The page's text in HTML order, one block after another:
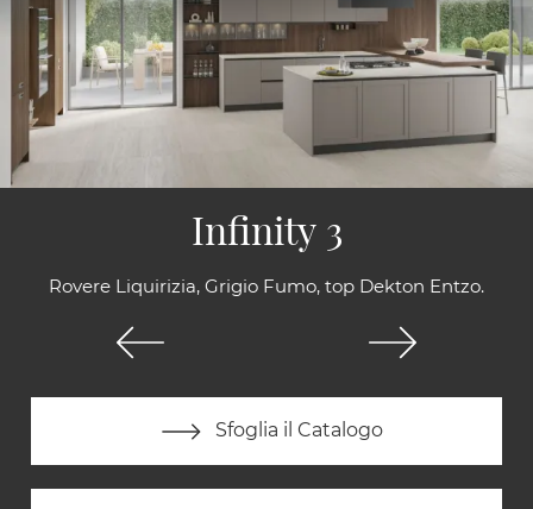
Rovere Liquirizia, Grigio Fumo, top Dekton Entzo.
Sfoglia il Catalogo
Infinity 3